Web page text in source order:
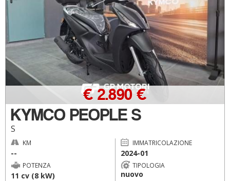
KYMCO PEOPLE S
S
€ 2.890 €
KM
--
IMMATRICOLAZIONE
2024-01
POTENZA
11 cv (8 kW)
TIPOLOGIA
nuovo